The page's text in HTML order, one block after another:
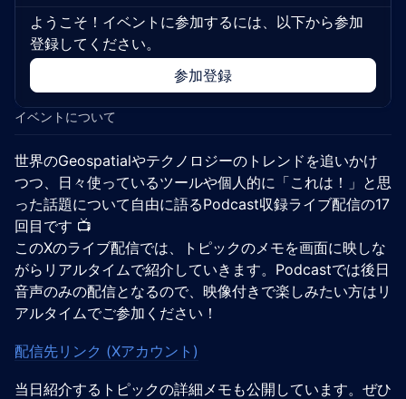
ようこそ！イベントに参加するには、以下から参加
登録してください。
参加登録
イベントについて
世界のGeospatialやテクノロジーのトレンドを追いかけ
つつ、日々使っているツールや個人的に「これは！」と思
った話題について自由に語るPodcast収録ライブ配信の17
回目です 📺️
このXのライブ配信では、トピックのメモを画面に映しな
がらリアルタイムで紹介していきます。Podcastでは後日
音声のみの配信となるので、映像付きで楽しみたい方はリ
アルタイムでご参加ください！
配信先リンク (Xアカウント)
当日紹介するトピックの詳細メモも公開しています。ぜひ